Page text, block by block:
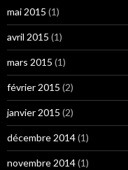
mai 2015 (1)
avril 2015 (1)
mars 2015 (1)
février 2015 (2)
janvier 2015 (2)
décembre 2014(1)
novembre 2014(1)